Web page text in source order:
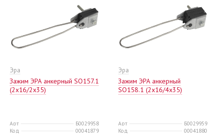
Эра
Зажим ЭРА анкерный SO157.1
(2x16/2x35)
Арт
Б0029958
Код
00041879
Эра
Зажим ЭРА анкерный
SO158.1 (2x16/4x35)
Арт
Б0029959
Код
00041880